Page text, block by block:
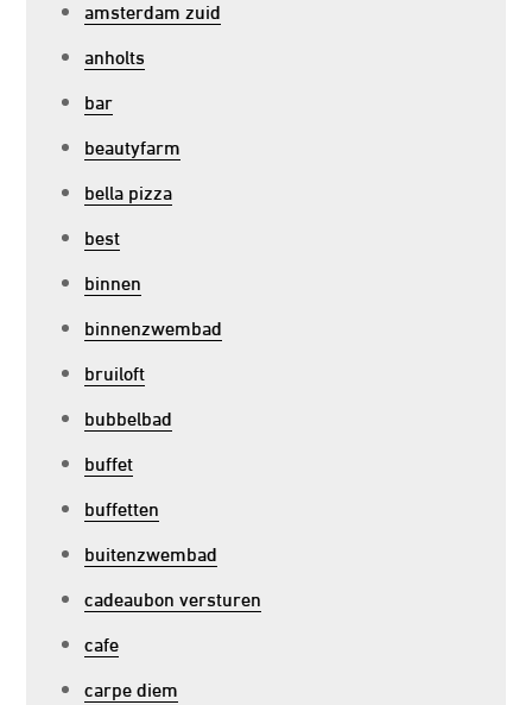
amsterdam zuid
anholts
bar
beautyfarm
bella pizza
best
binnen
binnenzwembad
bruiloft
bubbelbad
buffet
buffetten
buitenzwembad
cadeaubon versturen
cafe
carpe diem